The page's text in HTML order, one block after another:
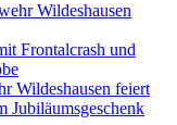
Wildeshausen
Frontalcrash und
Wildeshausen feiert
Jubiläumsgeschenk